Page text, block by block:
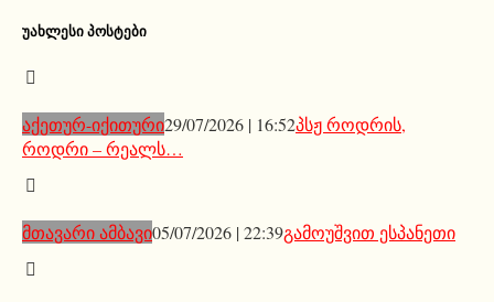
ᲣᲐᲮᲚᲔᲡᲘ ᲞᲝᲡᲢᲔᲑᲘ
აქეთურ-იქითური29/07/2026 | 16:52პსჟ როდრის,
როდრი – რეალს…
მთავარი ამბავი05/07/2026 | 22:39გამოუშვით ესპანეთი